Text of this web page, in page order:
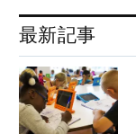
最新記事